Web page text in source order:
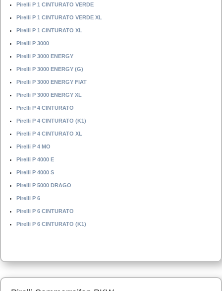
Pirelli P 1 CINTURATO VERDE
Pirelli P 1 CINTURATO VERDE XL
Pirelli P 1 CINTURATO XL
Pirelli P 3000
Pirelli P 3000 ENERGY
Pirelli P 3000 ENERGY (G)
Pirelli P 3000 ENERGY FIAT
Pirelli P 3000 ENERGY XL
Pirelli P 4 CINTURATO
Pirelli P 4 CINTURATO (K1)
Pirelli P 4 CINTURATO XL
Pirelli P 4 MO
Pirelli P 4000 E
Pirelli P 4000 S
Pirelli P 5000 DRAGO
Pirelli P 6
Pirelli P 6 CINTURATO
Pirelli P 6 CINTURATO (K1)